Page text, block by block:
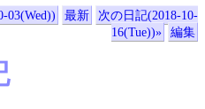
03(Wed)) 最新
次の日記(2018-10-
16(Tue))»
編集